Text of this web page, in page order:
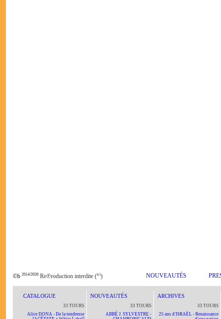
©b 2014/2026 Re℗roduction interdite (ici) NOUVEAUTÉS
CATALOGUE
33 TOURS
Alice DONA - De la tendresse
NOUVEAUTÉS
33 TOURS
ABBÉ J. SYLVESTRE -
ARCHIVES
33 TOURS
25 ans d'ISRAËL - Renaissance